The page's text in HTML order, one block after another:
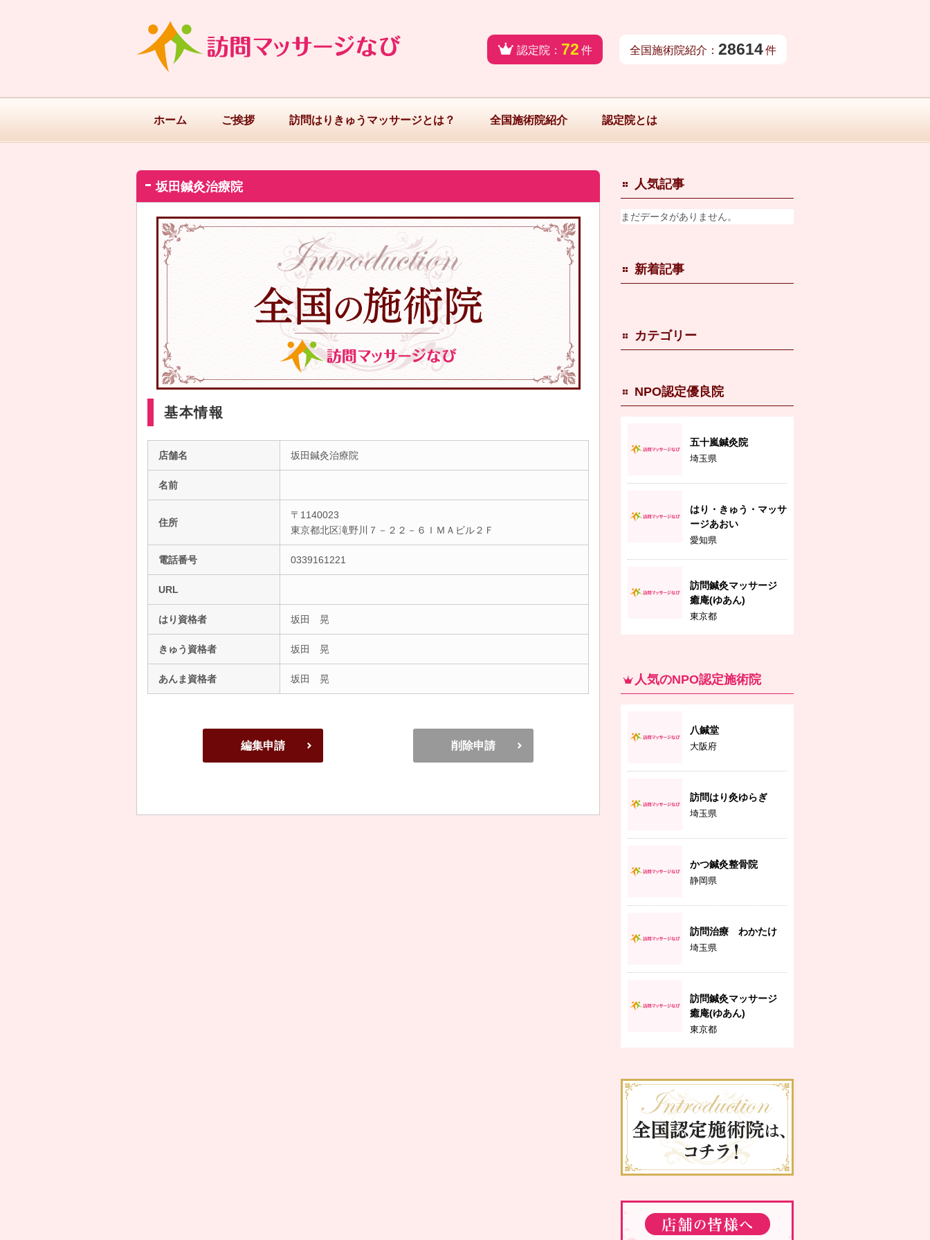
認定院： 72 件 全国施術院紹介： 28614件
ホーム ご挨拶 訪問はりきゅうマッサージとは？ 全国施術院紹介 認定院とは
坂田鍼灸治療院
基本情報
店舗名 坂田鍼灸治療院
名前
住所
〒1140023
東京都北区滝野川７－２２－６ＩＭＡビル２Ｆ
電話番号 0339161221
URL
はり資格者 坂田 晃
きゅう資格者 坂田 晃
あんま資格者 坂田 晃
編集申請 削除申請
人気記事
まだデータがありません。
新着記事
カテゴリー
NPO認定優良院
五十嵐鍼灸院
埼玉県
はり・きゅう・マッサ
ージあおい
愛知県
訪問鍼灸マッサージ
癒庵(ゆあん)
東京都
人気のNPO認定施術院
八鍼堂
大阪府
訪問はり灸ゆらぎ
埼玉県
かつ鍼灸整骨院
静岡県
訪問治療 わかたけ
埼玉県
訪問鍼灸マッサージ
癒庵(ゆあん)
東京都